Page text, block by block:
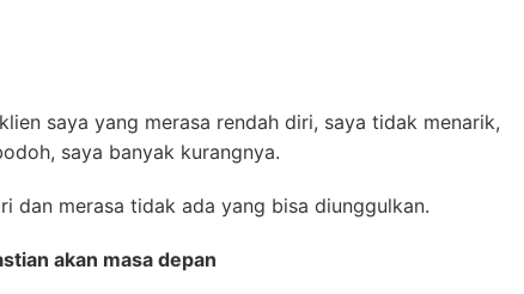
saya yang merasa rendah diri, saya tidak menarik,
saya banyak kurangnya.
dan merasa tidak ada yang bisa diunggulkan.
akan masa depan